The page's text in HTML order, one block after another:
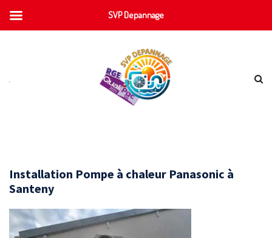
Installation Pompe à chaleur Panasonic à
Santeny
SVP Depannage